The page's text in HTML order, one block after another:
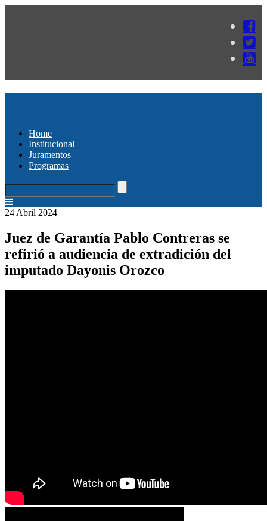
Home
Institucional
Juramentos
Programas
24 Abril 2024
Juez de Garantía Pablo Contreras se
refirió a audiencia de extradición del
imputado Dayonis Orozco